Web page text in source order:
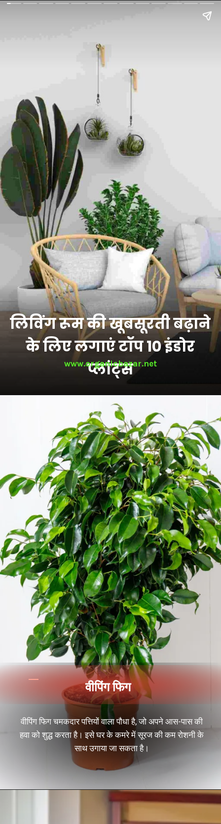
लिविंग रूम की खूबसूरती बढ़ाने
के लिए लगाएं टॉप 10 इंडोर
प्लांट्स
www.organicbazar.net
वीपिंग फिग चमकदार पत्तियों वाला पौधा है, जो अपने आस-पास की
हवा को शुद्ध करता है। इसे घर के कमरे में सूरज की कम रोशनी के
साथ उगाया जा सकता है।
वीपिंग फिग